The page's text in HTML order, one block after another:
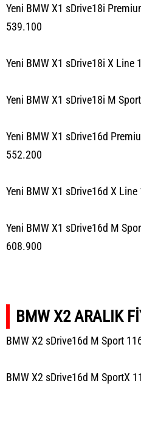
Yeni BMW X1 sDrive18i
539.100
Yeni BMW X1 sDrive18i X Line
Yeni BMW X1 sDrive18i M
Yeni BMW X1 sDrive16d
552.200
Yeni BMW X1 sDrive16d X
Yeni BMW X1 sDrive16d M
608.900
BMW X2 ARALIK
BMW X2 sDrive16d M Sport
BMW X2 sDrive16d M SportX